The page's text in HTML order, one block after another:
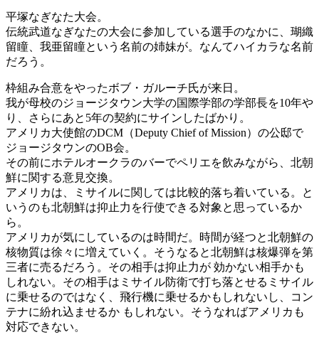
平塚なぎなた大会。
伝統武道なぎなたの大会に参加している選手のなかに、瑚織
留瞳、我亜留瞳という名前の姉妹が。なんてハイカラな名前
だろう。
枠組み合意をやったボブ・ガルーチ氏が来日。
我が母校のジョージタウン大学の国際学部の学部長を10年や
り、さらにあと5年の契約にサインしたばかり。
アメリカ大使館のDCM（Deputy Chief of Mission）の公邸で
ジョージタウンのOB会。
その前にホテルオークラのバーでペリエを飲みながら、北朝
鮮に関する意見交換。
アメリカは、ミサイルに関しては比較的落ち着いている。と
いうのも北朝鮮は抑止力を行使できる対象と思っているか
ら。
アメリカが気にしているのは時間だ。時間が経つと北朝鮮の
核物質は徐々に増えていく。そうなると北朝鮮は核爆弾を第
三者に売るだろう。その相手は抑止力が 効かない相手かも
しれない。その相手はミサイル防衛で打ち落とせるミサイル
に乗せるのではなく、飛行機に乗せるかもしれないし、コン
テナに紛れ込ませるか もしれない。そうなればアメリカも
対応できない。